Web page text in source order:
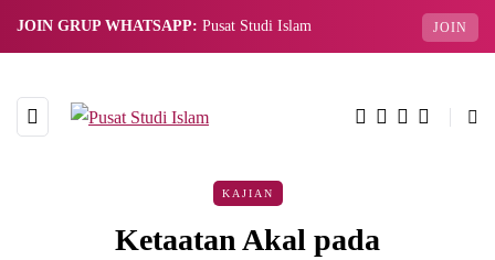
JOIN GRUP WHATSAPP: Pusat Studi Islam JOIN
KAJIAN
Ketaatan Akal pada